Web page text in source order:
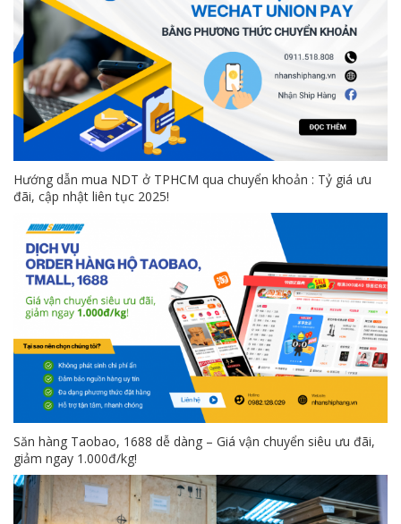
Hướng dẫn mua NDT ở TPHCM qua chuyển khoản : Tỷ giá ưu
đãi, cập nhật liên tục 2025!
Săn hàng Taobao, 1688 dễ dàng – Giá vận chuyển siêu ưu đãi,
giảm ngay 1.000đ/kg!